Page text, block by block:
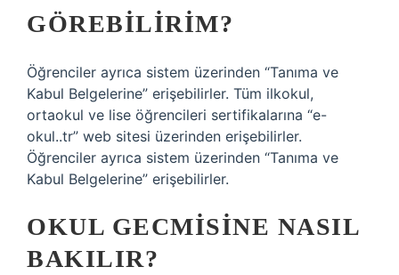
GÖREBILIRIM?
Öğrenciler ayrıca sistem üzerinden “Tanıma ve
Kabul Belgelerine” erişebilirler. Tüm ilkokul,
ortaokul ve lise öğrencileri sertifikalarına “e-
okul..tr” web sitesi üzerinden erişebilirler.
Öğrenciler ayrıca sistem üzerinden “Tanıma ve
Kabul Belgelerine” erişebilirler.
OKUL GECMISINE NASIL
BAKILIR?